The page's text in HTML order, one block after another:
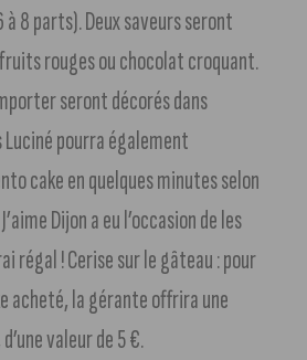
à 8 parts). Deux saveurs seront
rouges ou chocolat croquant.
seront décorés dans
pourra également
cake en quelques minutes selon
Dijon a eu l’occasion de les
régal ! Cerise sur le gâteau : pour
acheté, la gérante offrira une
valeur de 5 €.